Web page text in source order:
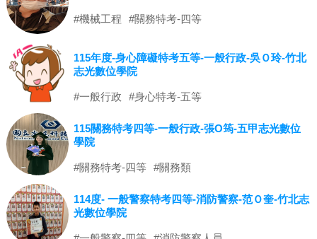
#機械工程 #關務特考-四等
115年度-身心障礙特考五等-一般行政-吳Ｏ玲-竹北
志光數位學院
#一般行政 #身心特考-五等
115關務特考四等-一般行政-張O筠-五甲志光數位
學院
#關務特考-四等 #關務類
114度- 一般警察特考四等-消防警察-范Ｏ奎-竹北志
光數位學院